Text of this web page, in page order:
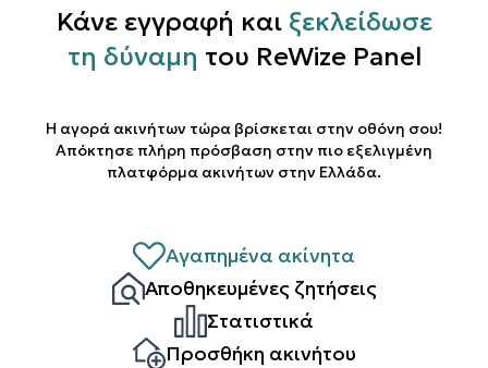
Κάνε εγγραφή και ξεκλείδωσε
τη δύναμη του ReWize Panel
Η αγορά ακινήτων τώρα βρίσκεται στην οθόνη σου!
Απόκτησε πλήρη πρόσβαση στην πιο εξελιγμένη
πλατφόρμα ακινήτων στην Ελλάδα.
Αγαπημένα ακίνητα
Αποθηκευμένες ζητήσεις
Στατιστικά
Προσθήκη ακινήτου